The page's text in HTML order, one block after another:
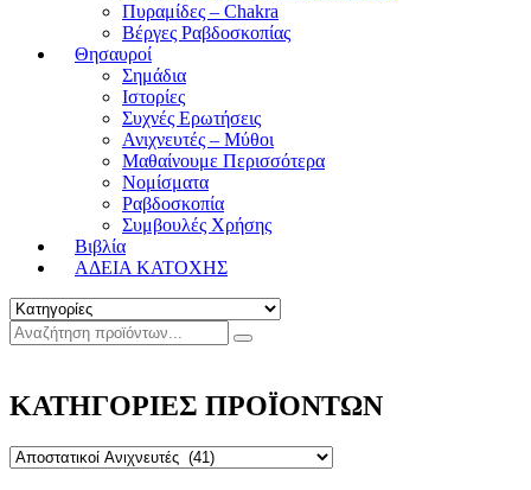
Πυραμίδες – Chakra
Βέργες Ραβδοσκοπίας
Θησαυροί
Σημάδια
Ιστορίες
Συχνές Ερωτήσεις
Ανιχνευτές – Μύθοι
Μαθαίνουμε Περισσότερα
Νομίσματα
Ραβδοσκοπία
Συμβουλές Χρήσης
Βιβλία
ΑΔΕΙΑ ΚΑΤΟΧΗΣ
ΚΑΤΗΓΟΡΙΕΣ ΠΡΟΪΟΝΤΩΝ